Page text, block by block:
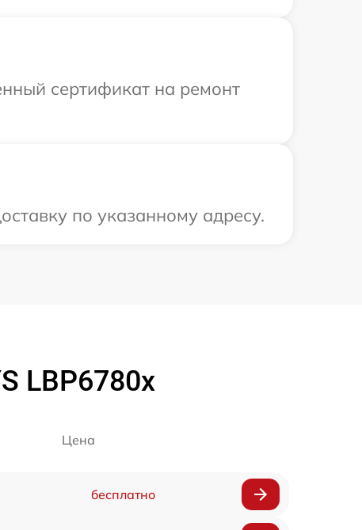
сертификат на ремонт
по указанному адресу.
LBP6780x
Цена
бесплатно